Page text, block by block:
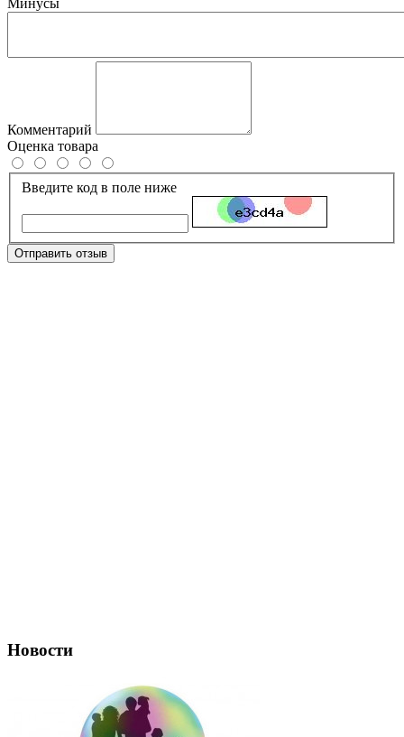
Минусы
Комментарий
Оценка товара
Введите код в поле ниже
Отправить отзыв
Новости